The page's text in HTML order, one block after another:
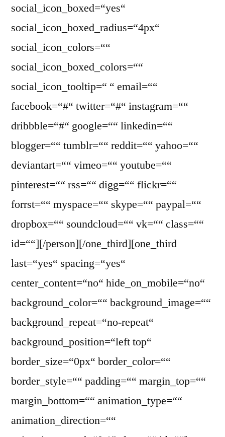
social_icon_boxed=“yes“
social_icon_boxed_radius=“4px“
social_icon_colors=““
social_icon_boxed_colors=““
social_icon_tooltip=“ “ email=““
facebook=“#“ twitter=“#“ instagram=““
dribbble=“#“ google=““ linkedin=““
blogger=““ tumblr=““ reddit=““ yahoo=““
deviantart=““ vimeo=““ youtube=““
pinterest=““ rss=““ digg=““ flickr=““
forrst=““ myspace=““ skype=““ paypal=““
dropbox=““ soundcloud=““ vk=““ class=““
id=““][/person][/one_third][one_third
last=“yes“ spacing=“yes“
center_content=“no“ hide_on_mobile=“no“
background_color=““ background_image=““
background_repeat=“no-repeat“
background_position=“left top“
border_size=“0px“ border_color=““
border_style=““ padding=““ margin_top=““
margin_bottom=““ animation_type=““
animation_direction=““